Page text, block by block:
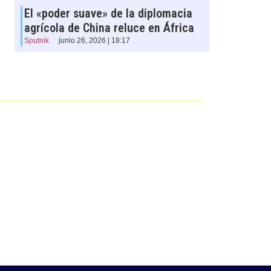
El «poder suave» de la diplomacia
agrícola de China reluce en África
Sputnik junio 26, 2026 | 18:17